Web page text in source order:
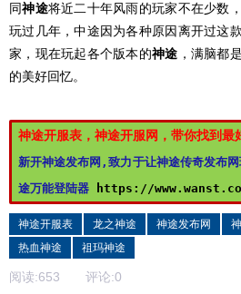
同神途将近二十年风雨的玩家不在少数
玩过几年，中途因为各种原因离开过这
家，现在玩起各个版本的神途 ，满脑都
的美好回忆。
神途开服表，神途开服网，带你找到最
新开神途发布网,致力于让神途传奇发布
途万能登陆器
https://
神途开服表 龙之神途 神途发布网
热血神途
祖玛神途
阅读:653 评论:0